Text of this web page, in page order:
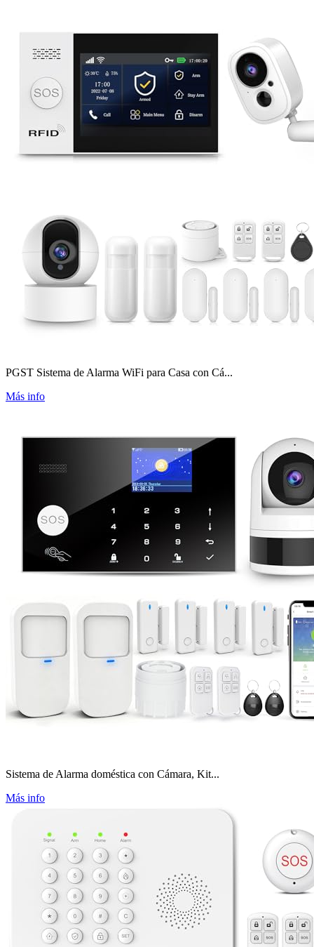
PGST Sistema de Alarma WiFi para Casa con Cá...
Más info
Sistema de Alarma doméstica con Cámara, Kit...
Más info